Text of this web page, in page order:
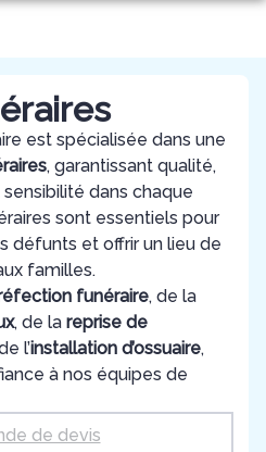
est spécialisée dans une
, garantissant qualité,
dans chaque
sont essentiels pour
défunts et offrir un lieu de
familles.
funéraire, de la
, de la reprise de
l’installation d’ossuaire,
à nos équipes de
de devis